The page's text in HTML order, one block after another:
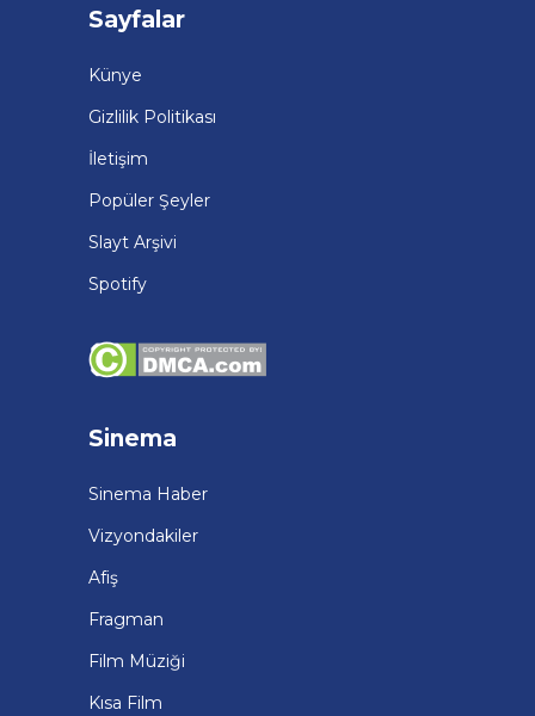
Sayfalar
Künye
Gizlilik Politikası
İletişim
Popüler Şeyler
Slayt Arşivi
Spotify
Sinema
Sinema Haber
Vizyondakiler
Afiş
Fragman
Film Müziği
Kısa Film